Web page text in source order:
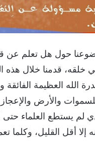
حول هل تعلم عن
خلقه، قدمنا خلال هذه
الله العظيمة الفائقة
والأرض
لم يستطع العلماء حتى
أقل القليل، وكلما